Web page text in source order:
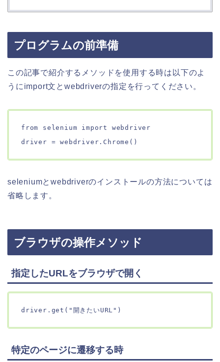
プログラムの前準備
この記事で紹介するメソッドを使用する時は以下のよ
うにimport文とwebdriverの指定を行ってください。
from selenium import webdriver
driver = webdriver.Chrome()
seleniumとwebdriverのインストールの方法については
省略します。
ブラウザの操作メソッド
指定したURLをブラウザで開く
driver.get("開きたいURL")
特定のページに遷移する時